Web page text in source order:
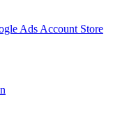
Ads Account Store